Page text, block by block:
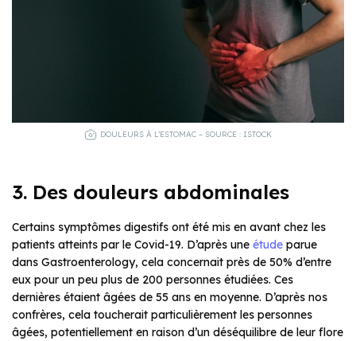
DOULEURS À L’ESTOMAC – SOURCE : ISTOCK
3. Des douleurs abdominales
Certains symptômes digestifs ont été mis en avant chez les
patients atteints par le Covid-19. D’après une étude parue
dans Gastroenterology, cela concernait près de 50% d’entre
eux pour un peu plus de 200 personnes étudiées. Ces
dernières étaient âgées de 55 ans en moyenne. D’après nos
confrères, cela toucherait particulièrement les personnes
âgées, potentiellement en raison d’un déséquilibre de leur flore